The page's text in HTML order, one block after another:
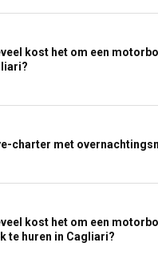
kost het om een
charter met
kost het om een
te huren in Cagliari?